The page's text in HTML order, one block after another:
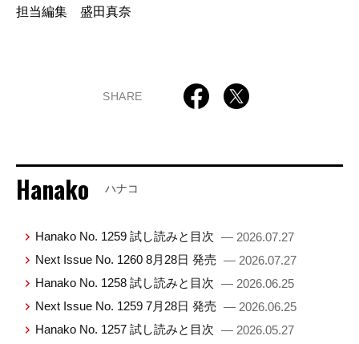
担当編集 盛田真奈
SHARE
Hanako ハナコ
Hanako No. 1259 試し読みと目次 — 2026.07.27
Next Issue No. 1260 8月28日 発売 — 2026.07.27
Hanako No. 1258 試し読みと目次 — 2026.06.25
Next Issue No. 1259 7月28日 発売 — 2026.06.25
Hanako No. 1257 試し読みと目次 — 2026.05.27